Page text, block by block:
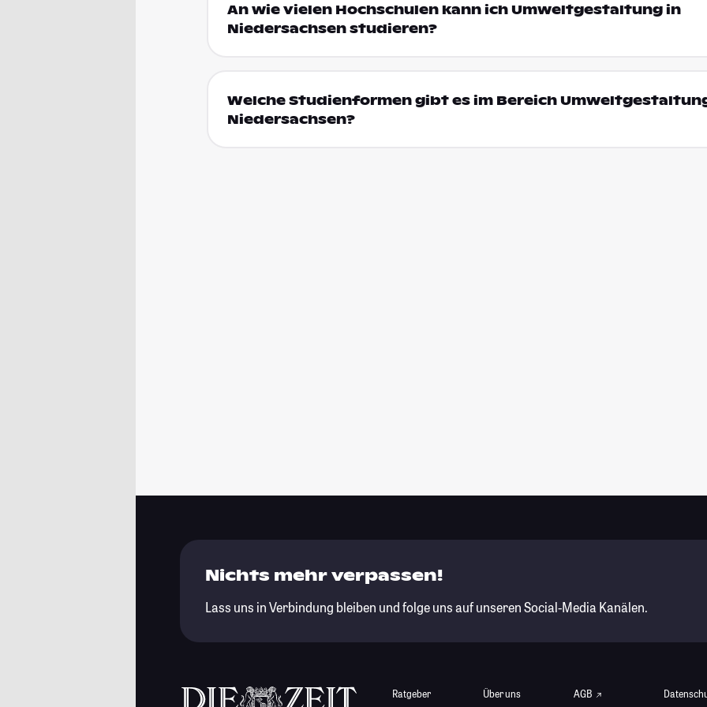
An wie vielen Hochschulen kann ich Umweltgestaltung in
Niedersachsen studieren?
Welche Studienformen gibt es im Bereich
Niedersachsen?
Nichts mehr verpassen!
Lass uns in Verbindung bleiben und folge uns auf unseren Social-Media Kanälen.
Ratgeber Über uns AGB